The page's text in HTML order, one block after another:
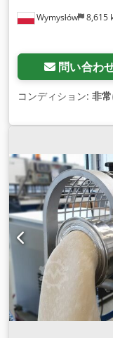
Wymysłów 8,615
問い合わ
コンディション: 非常